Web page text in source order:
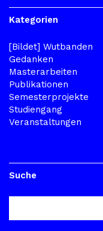
Kategorien
[Bildet] Wutbanden
Gedanken
Masterarbeiten
Publikationen
Semesterprojekte
Studiengang
Veranstaltungen
Suche